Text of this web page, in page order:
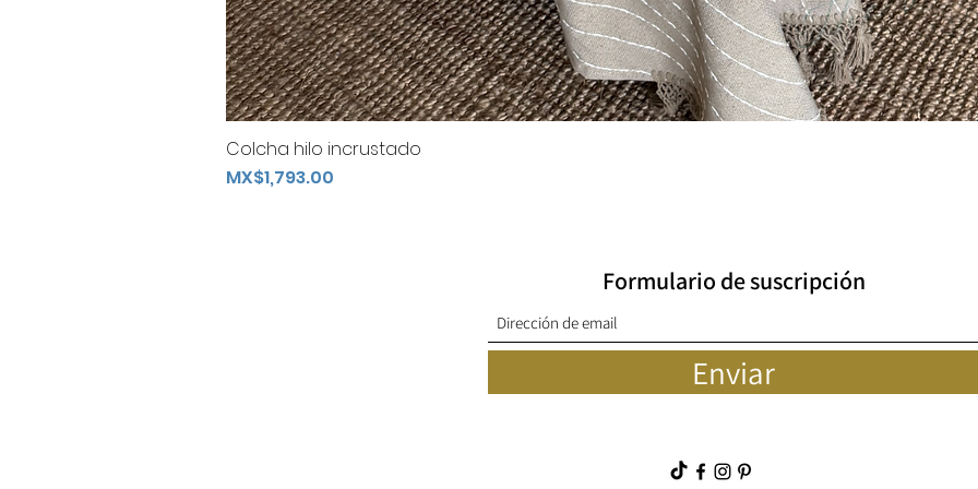
Colcha hilo incrustado
Price
MX$1,793.00
Formulario de suscripción
Enviar